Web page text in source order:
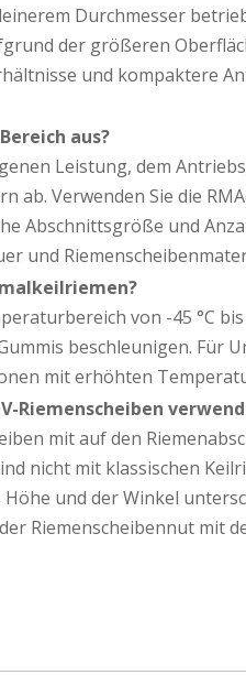
Durchmesser
der größeren
und kompaktere
aus?
Leistung, dem
ab. Verwenden Sie die
Abschnittsgröße und
und
von -45 °C
beschleunigen. Für
mit erhöhten
Riemenscheiben
mit auf den
nicht mit klassischen
und der Winkel
Riemenscheibennut mit